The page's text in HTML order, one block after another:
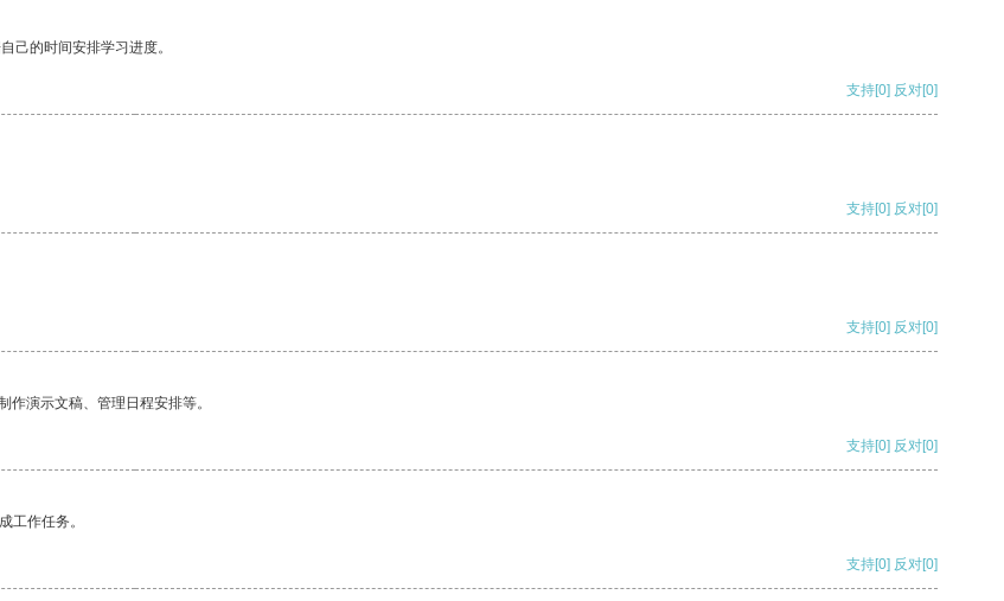
己的时间安排学习进度。
支持[0] 反对[0]
支持[0] 反对[0]
支持[0] 反对[0]
演示文稿、管理日程安排等。
支持[0] 反对[0]
工作任务。
支持[0] 反对[0]